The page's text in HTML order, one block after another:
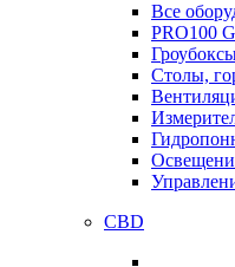
Все
PRO100
Столы,
CBD